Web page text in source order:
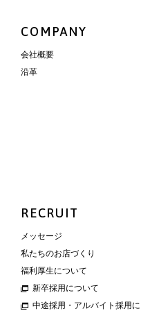
COMPANY
会社概要
沿革
RECRUIT
メッセージ
私たちのお店づくり
福利厚生について
新卒採用について
中途採用・アルバイト採用に